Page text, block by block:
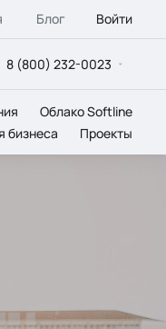
Блог Войти
8 (800) 232-0023
Облако Softline
бизнеса Проекты